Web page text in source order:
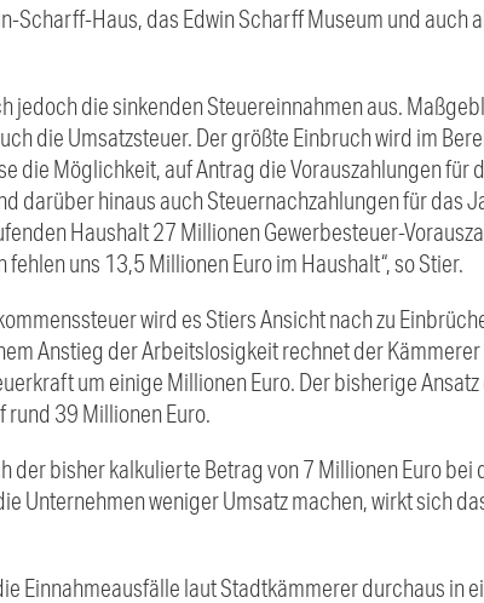
Scharff-Haus, das Edwin Scharff Museum und auch
jedoch die sinkenden Steuereinnahmen aus.
die Umsatzsteuer. Der größte Einbruch wird im
die Möglichkeit, auf Antrag die Vorauszahlungen für
darüber hinaus auch Steuernachzahlungen für das
Haushalt 27 Millionen Gewerbesteuer-
fehlen uns 13,5 Millionen Euro im Haushalt“, so Stier.
wird es Stiers Ansicht nach zu
Anstieg der Arbeitslosigkeit rechnet der
um einige Millionen Euro. Der bisherige
39 Millionen Euro.
der bisher kalkulierte Betrag von 7 Millionen Euro
Unternehmen weniger Umsatz machen, wirkt sich
Einnahmeausfälle laut Stadtkämmerer durchaus in